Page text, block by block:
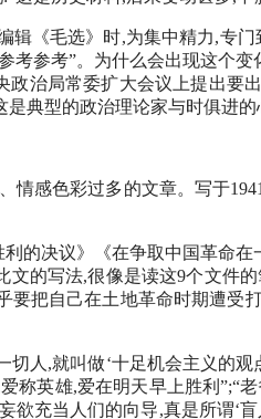
《毛选》时,为集中精力,专
参考”。为什么会出现这个
治局常委扩大会议上提出要
典型的政治理论家与时俱进的
感色彩过多的文章。写于
的决议》《在争取中国革命
的写法,很像是读这9个文件
把自己在土地革命时期遭受
人,就叫做‘十足机会主义的观
称英雄,爱在明天早上胜利”;“
充当人们的向导,真是所谓‘